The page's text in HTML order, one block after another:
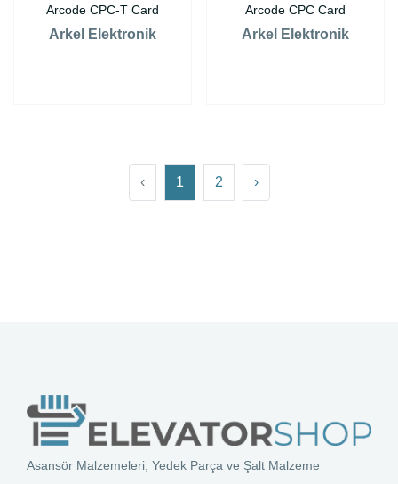
Arcode CPC-T Card
Arkel Elektronik
Arcode CPC Card
Arkel Elektronik
‹ 1 2 ›
Asansör Malzemeleri, Yedek Parça ve Şalt Malzeme